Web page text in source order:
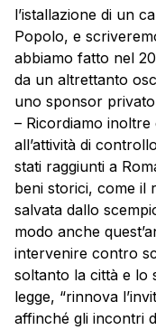
l’istallazione di un
Popolo, e
abbiamo fatto nel
da un altrettanto
uno sponsor
– Ricordiamo
all’attività di
stati raggiunti a
beni storici, come il
salvata dallo
modo anche
intervenire contro
soltanto la città e lo
legge, “rinnova
affinché gli incontri